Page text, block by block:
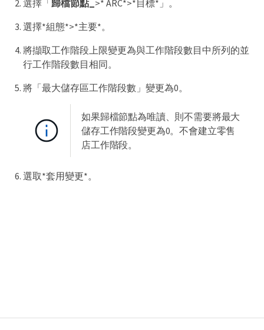
選擇「歸檔節點_ >* ARC*>*目標*」。
選擇*組態*>*主要*。
將擷取工作階段上限變更為與工作階段數目中所列的並
行工作階段數目相同。
將「最大儲存區工作階段數」變更為0。
如果歸檔節點為唯讀、則不需要將最大
儲存工作階段變更為0。不會建立零售
店工作階段。
選取*套用變更*。